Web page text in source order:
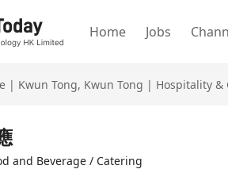
Home Jobs
| Kwun Tong, Kwun Tong | Hospitality &
and Beverage / Catering